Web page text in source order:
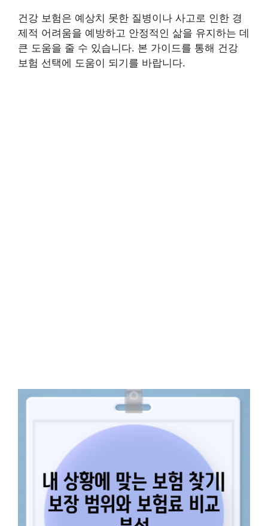
건강 보험은 예상치 못한 질병이나 사고로 인한 경
제적 어려움을 예방하고 안정적인 삶을 유지하는 데
큰 도움을 줄 수 있습니다. 본 가이드를 통해 건강
보험 선택에 도움이 되기를 바랍니다.